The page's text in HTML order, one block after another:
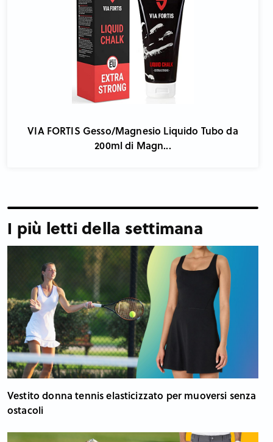
VIA FORTIS Gesso/Magnesio Liquido Tubo da
200ml di Magn...
I più letti della settimana
Vestito donna tennis elasticizzato per muoversi senza
ostacoli